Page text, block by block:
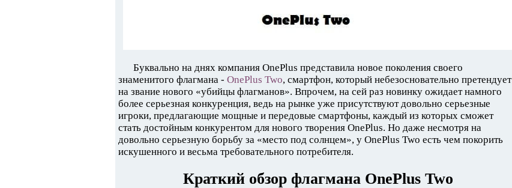
Буквально на днях компания OnePlus представила новое поколения своего
знаменитого флагмана - OnePlus Two, смартфон, который небезосновательно претендует
на звание нового «убийцы флагманов». Впрочем, на сей раз новинку ожидает намного
более серьезная конкуренция, ведь на рынке уже присутствуют довольно серьезные
игроки, предлагающие мощные и передовые смартфоны, каждый из которых сможет
стать достойным конкурентом для нового творения OnePlus. Но даже несмотря на
довольно серьезную борьбу за «место под солнцем», у OnePlus Two есть чем покорить
искушенного и весьма требовательного потребителя.
Краткий обзор флагмана OnePlus Two